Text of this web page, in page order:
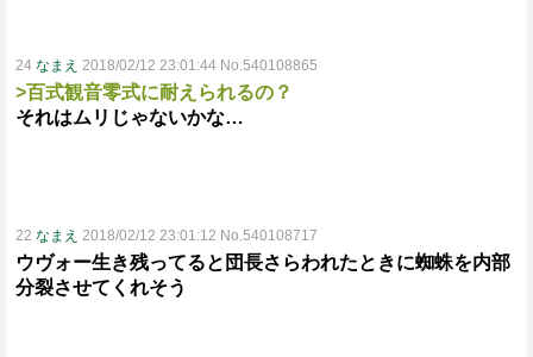
24 なまえ 2018/02/12 23:01:44 No.540108865
>百式観音零式に耐えられるの？
それはムリじゃないかな…
22 なまえ 2018/02/12 23:01:12 No.540108717
ウヴォー生き残ってると団長さらわれたときに蜘蛛を内部
分裂させてくれそう